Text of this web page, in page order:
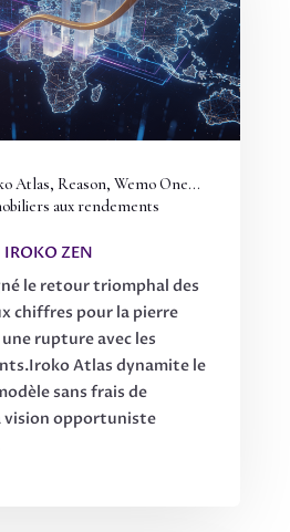
Atlas, Reason, Wemo One…
aux rendements
IROKO ZEN
le retour triomphal des
chiffres pour la pierre
rupture avec les
Atlas dynamite le
sans frais de
vision opportuniste